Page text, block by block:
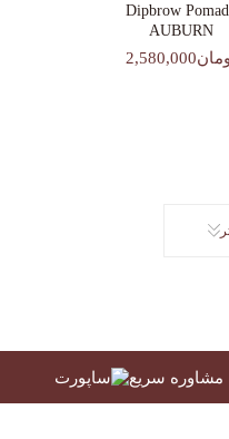
Dipbrow
AUBURN
مشاوره سریع